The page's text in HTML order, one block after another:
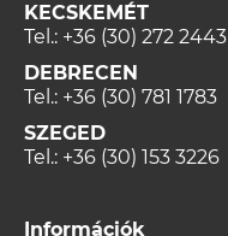
KECSKEMÉT
Tel.: +36 (30) 272 2443
DEBRECEN
Tel.: +36 (30) 781 1783
SZEGED
Tel.: +36 (30) 153 3226
Információk